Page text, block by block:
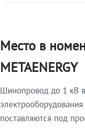
Место в
METAENERGY
Шинопровод до 1 кВ
поставляются под